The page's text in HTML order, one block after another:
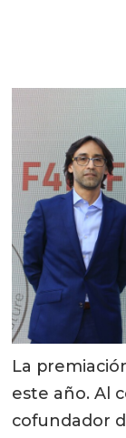
La
este año. Al
cofundador